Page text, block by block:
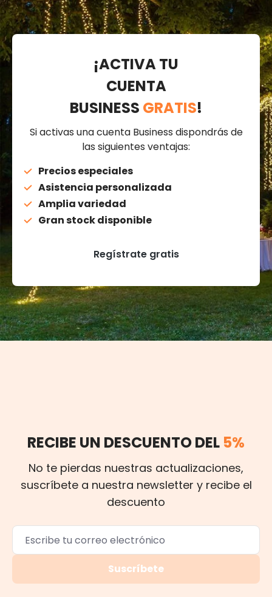
¡ACTIVA TU
CUENTA
BUSINESS GRATIS!
Si activas una cuenta Business dispondrás de
las siguientes ventajas:
Precios especiales
Asistencia personalizada
Amplia variedad
Gran stock disponible
Regístrate gratis
RECIBE UN DESCUENTO DEL 5%
No te pierdas nuestras actualizaciones,
suscríbete a nuestra newsletter y recibe el
descuento
Suscríbete